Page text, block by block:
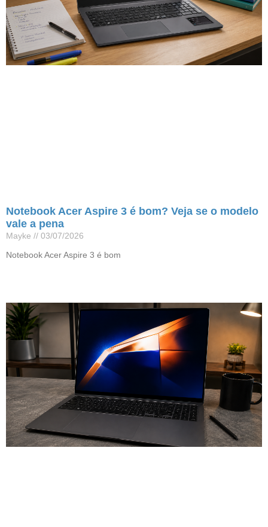
Notebook Acer Aspire 3 é bom? Veja se o modelo
vale a pena
Mayke
03/07/2026
Notebook Acer Aspire 3 é bom